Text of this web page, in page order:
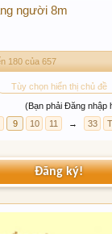
người 8m
180 của 657
Tùy chọn hiển thị chủ đề
(Bạn phải Đăng nhập
9 10 11 → 33
Đăng ký!